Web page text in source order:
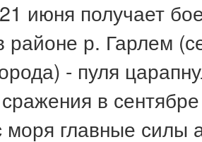
июня получает
районе р. Гарлем
- пуля
в
моря главные силы